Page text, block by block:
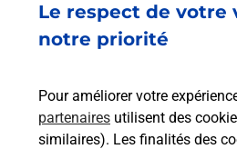
Le respect de votre
notre priorité
Pour améliorer votre
partenaires utilisent des
similaires). Les finalités des
CENTRE COMMERCIAL
93300 AUBERVILLIERS
Malin !